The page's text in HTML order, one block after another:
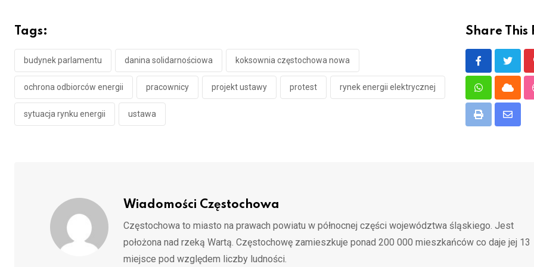
Tags:
budynek parlamentu danina solidarnościowa koksownia częstochowa nowa
ochrona odbiorców energii pracownicy projekt ustawy protest rynek energii elektrycznej
sytuacja rynku energii ustawa
Share This
WhatsappCloud
Print
Share
Wiadomości Częstochowa
Częstochowa to miasto na prawach powiatu w północnej części województwa śląskiego. Jest
położona nad rzeką Wartą. Częstochowę zamieszkuje ponad 200 000 mieszkańców co daje jej 13
miejsce pod względem liczby ludności.